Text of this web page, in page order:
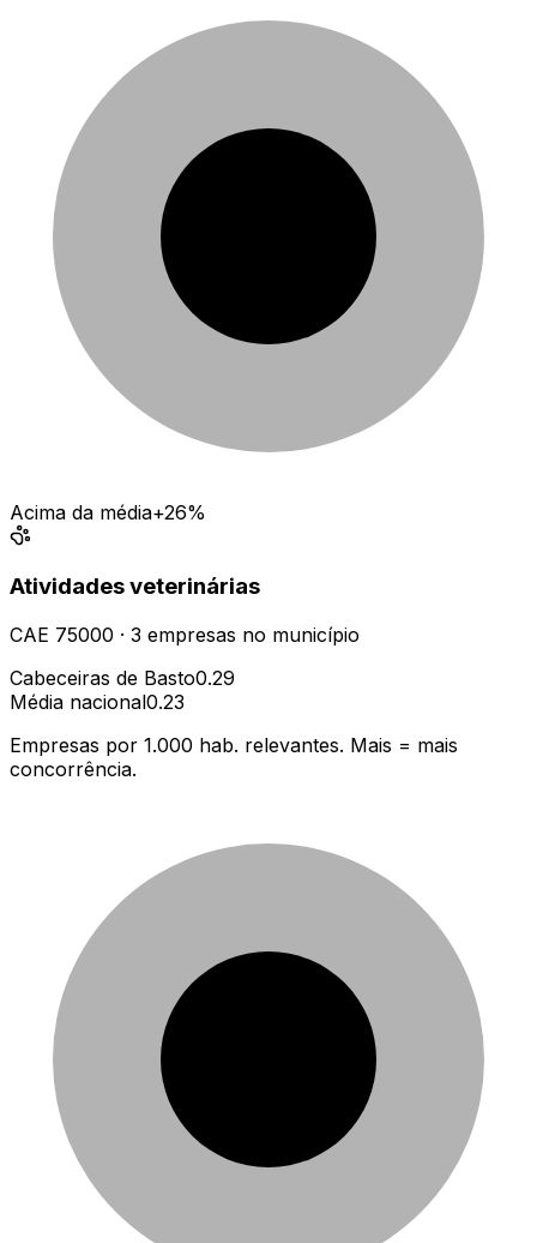
Acima da média+26%
Atividades veterinárias
CAE 75000 · 3 empresas no município
Cabeceiras de Basto0.29
Média nacional0.23
Empresas por 1.000 hab. relevantes. Mais = mais
concorrência.